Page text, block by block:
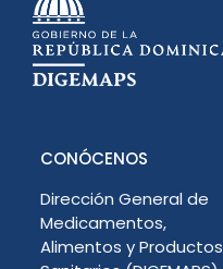
CONÓCENOS
Dirección General de
Medicamentos,
Alimentos y Productos